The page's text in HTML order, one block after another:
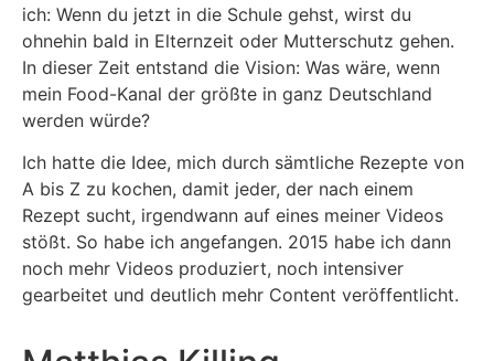
ich: Wenn du jetzt in die Schule gehst, wirst du
ohnehin bald in Elternzeit oder Mutterschutz gehen.
In dieser Zeit entstand die Vision: Was wäre, wenn
mein Food-Kanal der größte in ganz Deutschland
werden würde?
Ich hatte die Idee, mich durch sämtliche Rezepte von
A bis Z zu kochen, damit jeder, der nach einem
Rezept sucht, irgendwann auf eines meiner Videos
stößt. So habe ich angefangen. 2015 habe ich dann
noch mehr Videos produziert, noch intensiver
gearbeitet und deutlich mehr Content veröffentlicht.